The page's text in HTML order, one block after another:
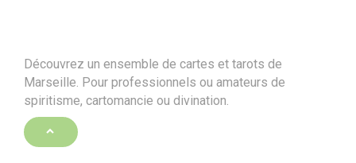
Découvrez un ensemble de cartes et tarots de
Marseille. Pour professionnels ou amateurs de
spiritisme, cartomancie ou divination.